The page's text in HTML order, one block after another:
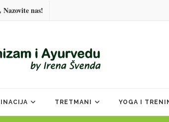
Nazovite nas!
TRETMANI YOGA I